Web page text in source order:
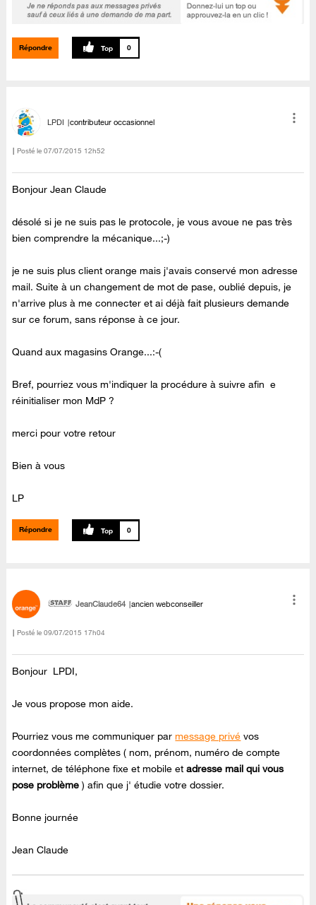
Répondre 0
LPDI contributeur occasionnel
Posté le ‎07/07/2015 12h52
Bonjour Jean Claude
désolé si je ne suis pas le protocole, je vous avoue ne pas très
bien comprendre la mécanique...;-)
je ne suis plus client orange mais j'avais conservé mon adresse
mail. Suite à un changement de mot de pase, oublié depuis, je
n'arrive plus à me connecter et ai déjà fait plusieurs demande
sur ce forum, sans réponse à ce jour.
Quand aux magasins Orange...:-(
Bref, pourriez vous m'indiquer la procédure à suivre afin e
réinitialiser mon MdP ?
merci pour votre retour
Bien à vous
LP
Répondre 0
JeanClaude64 ancien webconseiller
Posté le ‎09/07/2015 17h04
Bonjour LPDI,
Je vous propose mon aide.
Pourriez vous me communiquer parmessage privé vos
coordonnées complètes ( nom, prénom, numéro de compte
internet, de téléphone fixe et mobile etadresse mail qui vous
pose problème ) afin que j' étudie votre dossier.
Bonne journée
Jean Claude